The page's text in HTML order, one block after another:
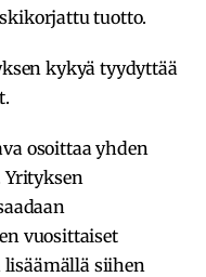
tuotto.
kykyä tyydyttää
osoittaa yhden
Yrityksen
vuosittaiset
lisäämällä siihen